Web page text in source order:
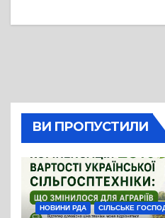
ВИ ПРОПУСТИЛИ
НОВИНИ РДА СІЛЬСЬКЕ